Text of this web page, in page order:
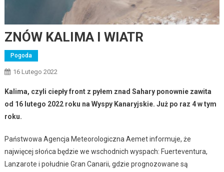
ZNÓW KALIMA I WIATR
Pogoda
16 Lutego 2022
Kalima, czyli ciepły front z pyłem znad Sahary ponownie zawita
od 16 lutego 2022 roku na Wyspy Kanaryjskie. Już po raz 4 w tym
roku.
Państwowa Agencja Meteorologiczna Aemet informuje, że
najwięcej słońca będzie we wschodnich wyspach: Fuerteventura,
Lanzarote i południe Gran Canarii, gdzie prognozowane są